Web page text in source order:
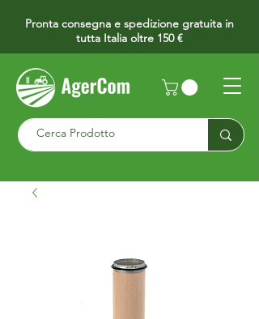
Pronta consegna e spedizione gratuita in
tutta Italia oltre 150 €